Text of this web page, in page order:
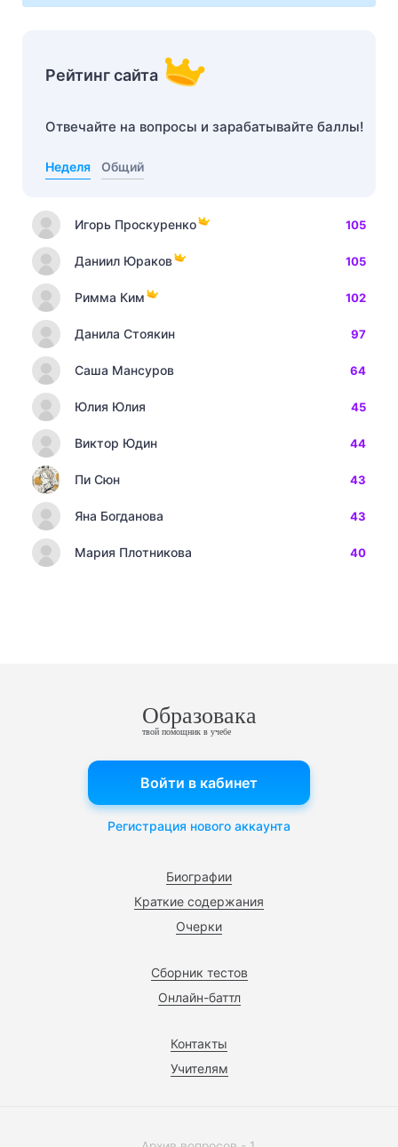
Рейтинг сайта
Отвечайте на вопросы и зарабатывайте баллы!
Неделя Общий
Игорь Проскуренко 105
Даниил Юраков 105
Римма Ким 102
Данила Стоякин 97
Саша Мансуров 64
Юлия Юлия 45
Виктор Юдин 44
Пи Сюн 43
Яна Богданова 43
Мария Плотникова 40
Образовака
твой помощник в учебе
Биографии
Краткие содержания
Очерки
Сборник тестов
Онлайн-баттл
Контакты
Учителям
Войти в кабинет
Регистрация нового аккаунта